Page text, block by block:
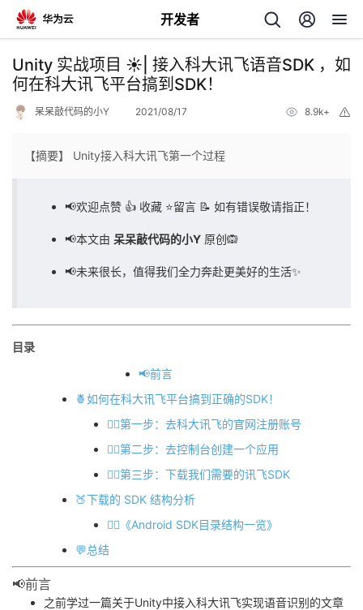
开发者
返
回
发
坛
圈
的
我
Unity 实战项目 ☀️| 接入科大讯飞语音SDK ，如
何在科大讯飞平台搞到SDK！
呆呆敲代码的小Y 2021/08/17 8.9k+
【摘要】 Unity接入科大讯飞第一个过程
📢欢迎点赞 👍 收藏 ⭐留言 📝 如有错误敬请指正！
📢本文由 呆呆敲代码的小Y 原创🙉
📢未来很长，值得我们全力奔赴更美好的生活✨
目录
📢前言
🍍如何在科大讯飞平台搞到正确的SDK！
🏳️‍🌈第一步：去科大讯飞的官网注册账号
🏳️‍🌈第二步：去控制台创建一个应用
🏳️‍🌈第三步：下载我们需要的讯飞SDK
🍑下载的 SDK 结构分析
🏳️‍🌈《Android SDK目录结构一览》
💬总结
📢前言
之前学过一篇关于Unity中接入科大讯飞实现语音识别的文章